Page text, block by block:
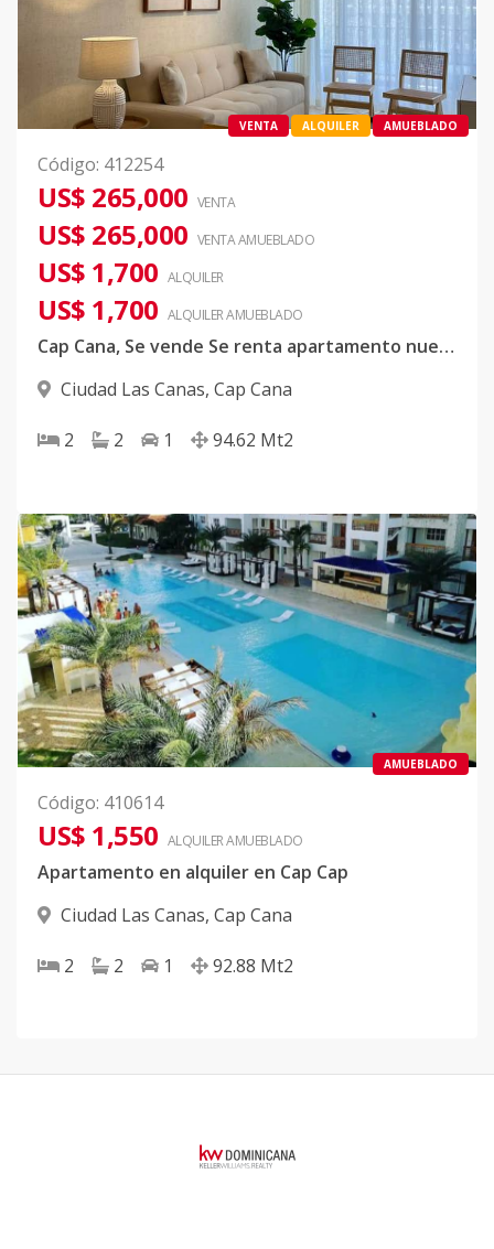
VENTA ALQUILER AMUEBLADO
Código: 412254
US$ 265,000 VENTA
US$ 265,000 VENTA AMUEBLADO
US$ 1,700 ALQUILER
US$ 1,700 ALQUILERAMUEBLADO
Cap Cana, Se vende Se renta apartamento nuevo
Ciudad Las Canas, Cap Cana
2 2 1 94.62 Mt2
AMUEBLADO
Código: 410614
US$ 1,550 ALQUILERAMUEBLADO
Apartamento en alquiler en Cap Cap
Ciudad Las Canas, Cap Cana
2 2 1 92.88 Mt2